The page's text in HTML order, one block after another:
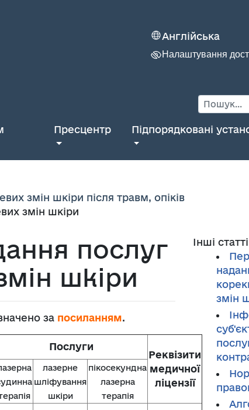
Англійська
Налаштування
Пресцентр Підпорядковані
змін шкіри після травм, опіків
змін шкіри
послуг
шкіри
за посиланням.
Послуги
Реквізити
медичної
ліцензії
лазерне
шліфування
шкіри
пікосекундна
лазерна
терапія
Інші статті
змін